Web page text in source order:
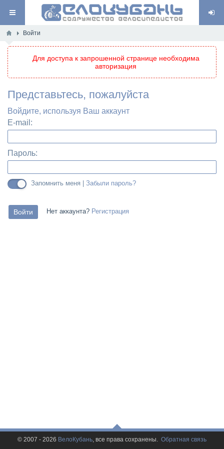
Войти
Для доступа к запрошенной странице необходима
авторизация
Представьтесь, пожалуйста
Войдите, используя Ваш аккаунт
E-mail:
Пароль:
Запомнить меня | Забыли пароль?
Нет аккаунта? Регистрация
© 2007 - 2026 ВелоКубань, все права сохранены. Обратная связь